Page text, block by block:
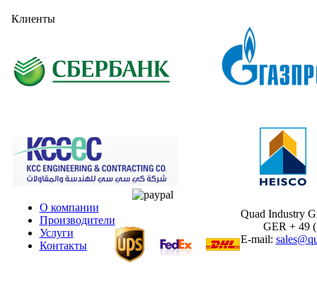
Клиенты
О компании
Производители
Услуги
Контакты
Quad Industry
GER + 49
E-mail: